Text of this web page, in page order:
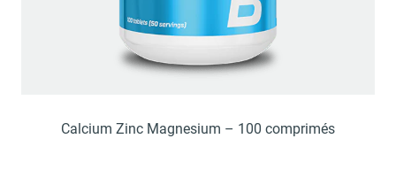
Calcium Zinc Magnesium – 100 comprimés